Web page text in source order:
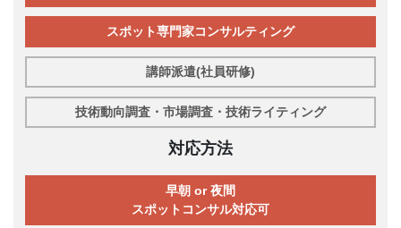
スポット専門家コンサルティング
講師派遣(社員研修)
技術動向調査・市場調査・技術ライティング
対応方法
早朝 or 夜間
スポットコンサル対応可